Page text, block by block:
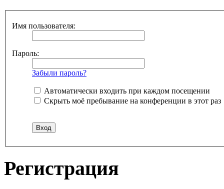
Имя пользователя:
Пароль:
Забыли пароль?
Автоматически входить при каждом посещении
Скрыть моё пребывание на конференции в этот раз
Регистрация